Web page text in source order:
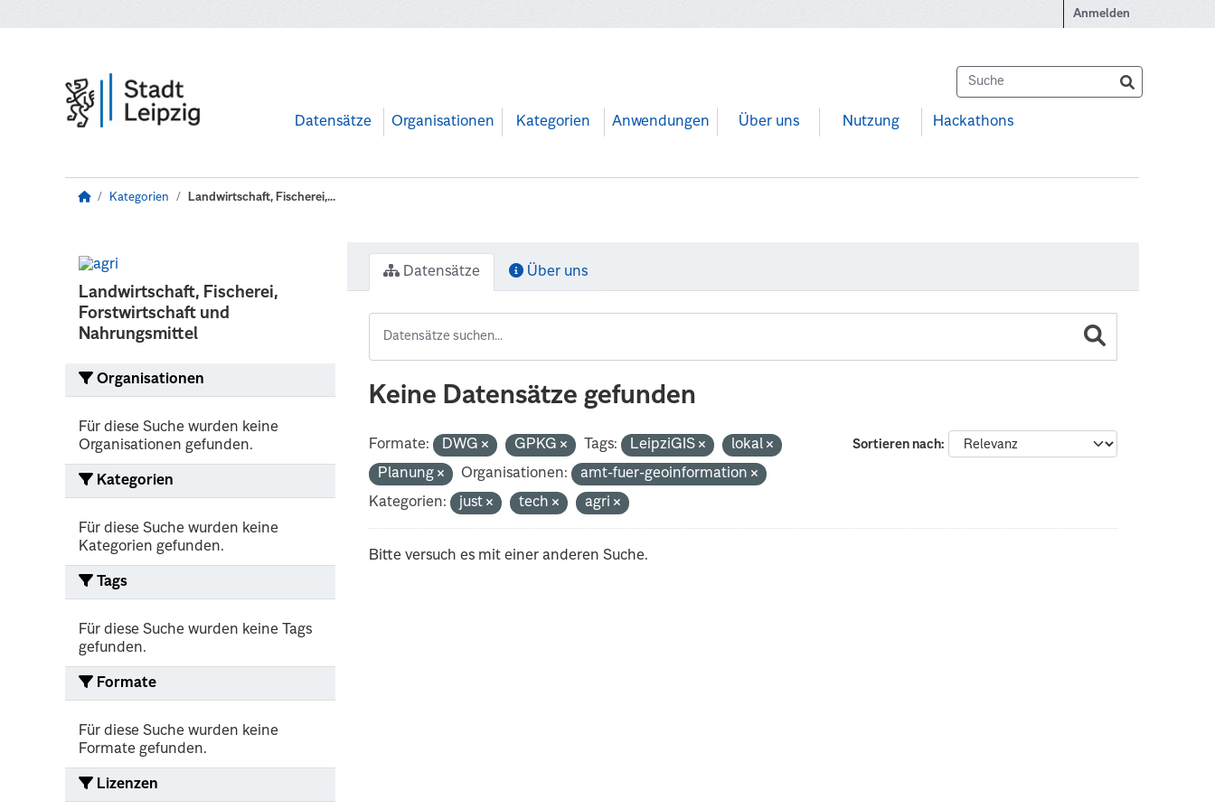
Anmelden
Datensätze Organisationen Kategorien Anwendungen Über uns Nutzung Hackathons
Kategorien Landwirtschaft, Fischerei,...
Landwirtschaft, Fischerei,
Forstwirtschaft und
Nahrungsmittel
Organisationen
Für diese Suche wurden keine
Organisationen gefunden.
Kategorien
Für diese Suche wurden keine
Kategorien gefunden.
Tags
Für diese Suche wurden keine Tags
gefunden.
Formate
Für diese Suche wurden keine
Formate gefunden.
Lizenzen
Datensätze Über uns
Keine Datensätze gefunden
Sortieren nach
Formate: DWG GPKG Tags: LeipziGIS
lokal
Planung
Organisationen:
amt-fuer-geoinformation
Kategorien:
just tech agri
Bitte versuch es mit einer anderen Suche.